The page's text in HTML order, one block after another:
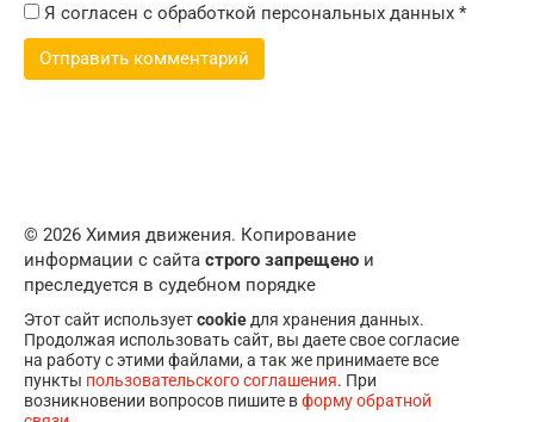
Я согласен с обработкой персональных данных *
© 2026 Химия движения. Копирование
информации с сайта строго запрещено и
преследуется в судебном порядке
Этот сайт используетcookie для хранения данных.
Продолжая использовать сайт, вы даете свое согласие
на работу с этими файлами, а так же принимаете все
пункты пользовательского соглашения. При
возникновении вопросов пишите вформу обратной